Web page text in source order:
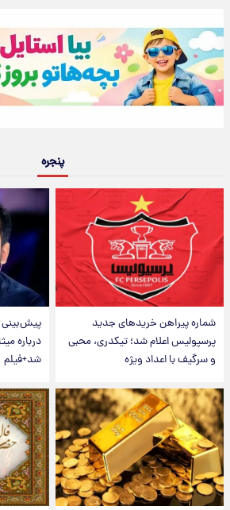
پنجره
شماره پیراهن خریدهای جدید
پرسپولیس اعلام شد؛ تیکدری، محبی
و سرگیف با اعداد ویژه
پیش‌بینی
درباره
شد+فیلم